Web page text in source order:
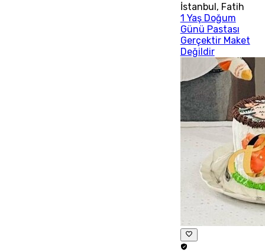
İstanbul, Fatih
1 Yaş Doğum
Günü Pastası
Gerçektir Maket
Değildir